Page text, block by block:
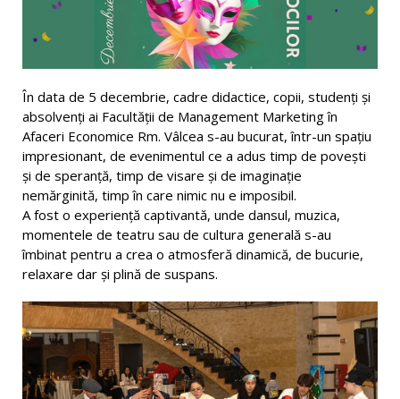
În data de 5 decembrie, cadre didactice, copii, studenți și
absolvenți ai Facultății de Management Marketing în
Afaceri Economice Rm. Vâlcea s-au bucurat, într-un spațiu
impresionant, de evenimentul ce a adus timp de povești
și de speranță, timp de visare și de imaginație
nemărginită, timp în care nimic nu e imposibil.
A fost o experiență captivantă, unde dansul, muzica,
momentele de teatru sau de cultura generală s-au
îmbinat pentru a crea o atmosferă dinamică, de bucurie,
relaxare dar și plină de suspans.